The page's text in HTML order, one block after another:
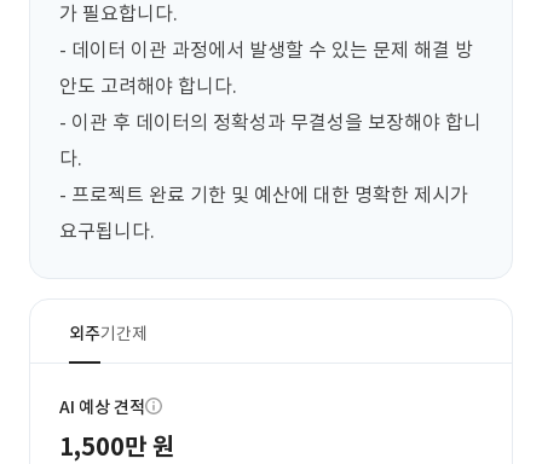
가 필요합니다.
- 데이터 이관 과정에서 발생할 수 있는 문제 해결 방
안도 고려해야 합니다.
- 이관 후 데이터의 정확성과 무결성을 보장해야 합니
다.
- 프로젝트 완료 기한 및 예산에 대한 명확한 제시가
요구됩니다.
외주기간제
AI 예상 견적
1,500만 원